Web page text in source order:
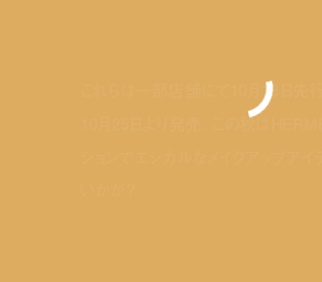
これらは一部店舗にて10月18日先
10月25日より発売。この秋は